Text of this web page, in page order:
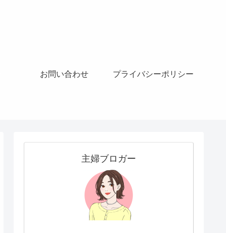
お問い合わせ プライバシーポリシー
主婦ブロガー